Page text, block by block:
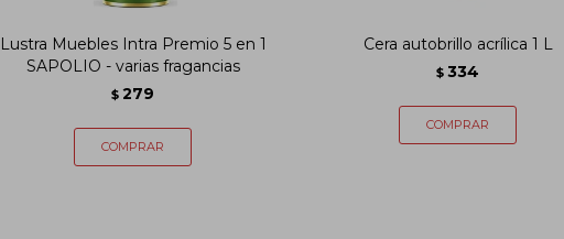
Lustra Muebles Intra Premio 5 en 1
SAPOLIO - varias fragancias
$ 279
Cera autobrillo acrílica 1 L
$ 334